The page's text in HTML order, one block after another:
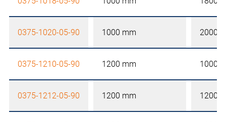
0375-1020-05-90 1000 mm 2000
0375-1210-05-90 1200 mm 1000
0375-1212-05-90 1200 mm 1200